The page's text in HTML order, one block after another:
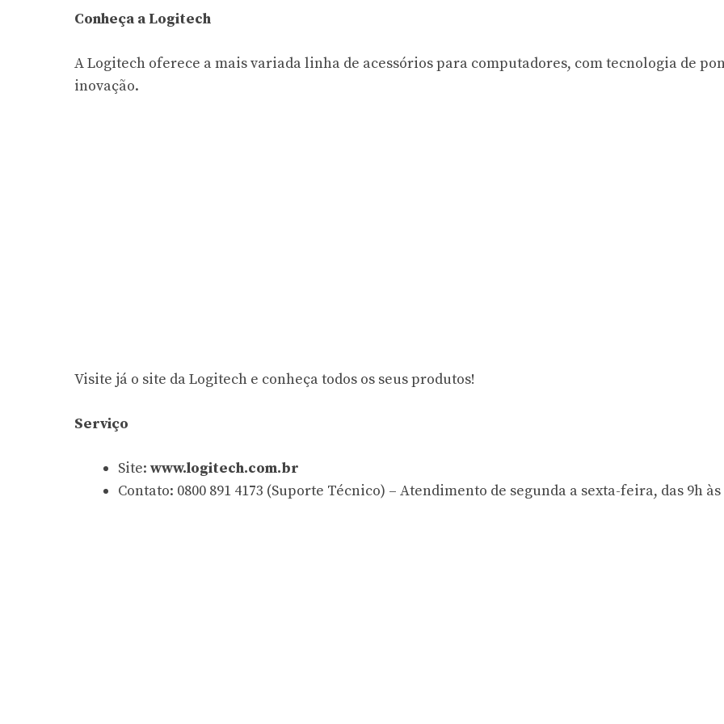
Conheça a Logitech
A Logitech oferece a mais variada linha de acessórios para computadores, com tecnologia de
inovação.
Visite já o site da Logitech e conheça todos os seus produtos!
Serviço
Site: www.logitech.com.br
Contato: 0800 891 4173 (Suporte Técnico) – Atendimento de segunda a sexta-feira, das 9h às